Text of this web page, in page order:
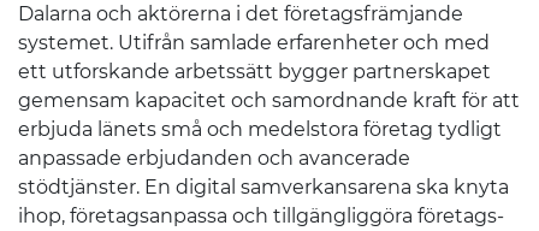
Dalarna och aktörerna i det företagsfrämjande
systemet. Utifrån samlade erfarenheter och med
ett utforskande arbetssätt bygger partnerskapet
gemensam kapacitet och samordnande kraft för att
erbjuda länets små och medelstora företag tydligt
anpassade erbjudanden och avancerade
stödtjänster. En digital samverkansarena ska knyta
ihop, företagsanpassa och tillgängliggöra företags-